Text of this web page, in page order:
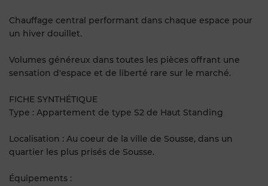
Chauffage central performant dans chaque espace pour
un hiver douillet.
Volumes généreux dans toutes les pièces offrant une
sensation d'espace et de liberté rare sur le marché.
FICHE SYNTHÉTIQUE
Type : Appartement de type S2 de Haut Standing
Localisation : Au coeur de la ville de Sousse, dans un
quartier les plus prisés de Sousse.
Équipements :